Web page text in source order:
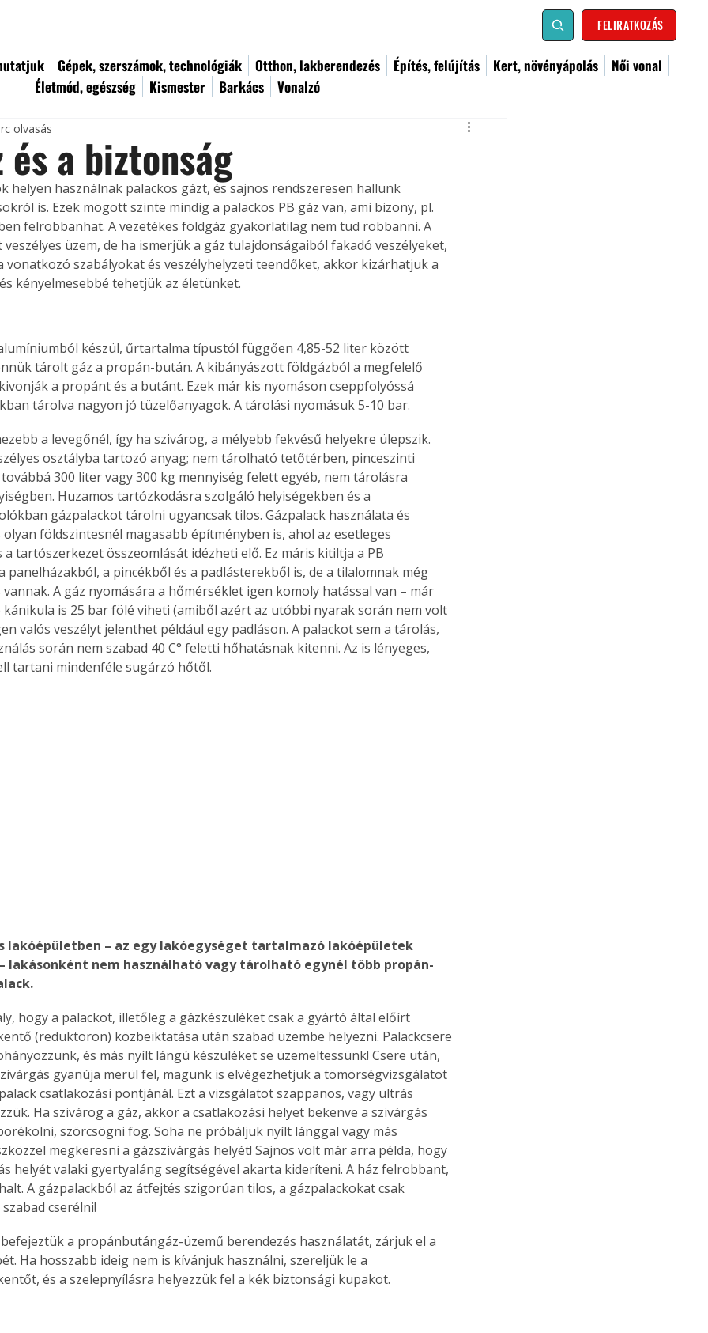
FELIRATKOZÁS
Gépek, szerszámok, technológiák Otthon, lakberendezés Építés, felújítás Kert, növényápolás
Női vonal
Életmód, egészség
Kismester Barkács Vonalzó
és a biztonság
olvasás
helyen használnak palackos gázt, és sajnos rendszeresen hallunk
is. Ezek mögött szinte mindig a palackos PB gáz van, ami bizony, pl.
felrobbanhat. A vezetékes földgáz gyakorlatilag nem tud robbanni. A
veszélyes üzem, de ha ismerjük a gáz tulajdonságaiból fakadó veszélyeket,
vonatkozó szabályokat és veszélyhelyzeti teendőket, akkor kizárhatjuk a
kényelmesebbé tehetjük az életünket.
készül, űrtartalma típustól függően 4,85-52 liter között
tárolt gáz a propán-bután. A kibányászott földgázból a megfelelő
a propánt és a butánt. Ezek már kis nyomáson cseppfolyóssá
tárolva nagyon jó tüzelőanyagok. A tárolási nyomásuk 5-10 bar.
a levegőnél, így ha szivárog, a mélyebb fekvésű helyekre ülepszik.
osztályba tartozó anyag; nem tárolható tetőtérben, pinceszinti
300 liter vagy 300 kg mennyiség felett egyéb, nem tárolásra
Huzamos tartózkodásra szolgáló helyiségekben és a
gázpalackot tárolni ugyancsak tilos. Gázpalack használata és
földszintesnél magasabb építményben is, ahol az esetleges
tartószerkezet összeomlását idézheti elő. Ez máris kitiltja a PB
panelházakból, a pincékből és a padlásterekből is, de a tilalomnak még
A gáz nyomására a hőmérséklet igen komoly hatással van – már
is 25 bar fölé viheti (amiből azért az utóbbi nyarak során nem volt
valós veszélyt jelenthet például egy padláson. A palackot sem a tárolás,
során nem szabad 40 C° feletti hőhatásnak kitenni. Az is lényeges,
tartani mindenféle sugárzó hőtől.
lakásonként nem használható vagy tárolható egynél több propán-
hogy a palackot, illetőleg a gázkészüléket csak a gyártó által előírt
(reduktoron) közbeiktatása után szabad üzembe helyezni. Palackcsere
és más nyílt lángú készüléket se üzemeltessünk! Csere után,
gyanúja merül fel, magunk is elvégezhetjük a tömörségvizsgálatot
csatlakozási pontjánál. Ezt a vizsgálatot szappanos, vagy ultrás
Ha szivárog a gáz, akkor a csatlakozási helyet bekenve a szivárgás
szörcsögni fog. Soha ne próbáljuk nyílt lánggal vagy más
megkeresni a gázszivárgás helyét! Sajnos volt már arra példa, hogy
helyét valaki gyertyaláng segítségével akarta kideríteni. A ház felrobbant,
A gázpalackból az átfejtés szigorúan tilos, a gázpalackokat csak
cserélni!
a propánbutángáz-üzemű berendezés használatát, zárjuk el a
Ha hosszabb ideig nem is kívánjuk használni, szereljük le a
és a szelepnyílásra helyezzük fel a kék biztonsági kupakot.